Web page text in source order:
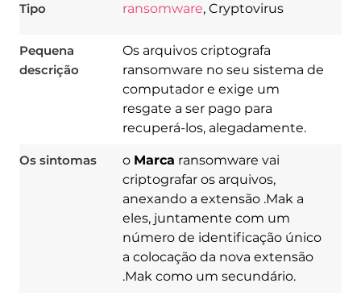
Tipo ransomware, Cryptovirus
Pequena
descrição
Os arquivos criptografa
ransomware no seu sistema de
computador e exige um
resgate a ser pago para
recuperá-los, alegadamente.
Os sintomas o Marca ransomware vai
criptografar os arquivos,
anexando a extensão .Mak a
eles, juntamente com um
número de identificação único
a colocação da nova extensão
.Mak como um secundário.